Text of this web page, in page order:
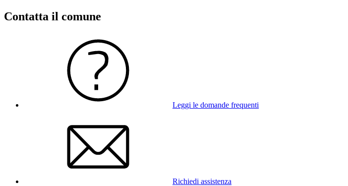
Contatta il comune
Leggi le domande frequenti
Richiedi assistenza